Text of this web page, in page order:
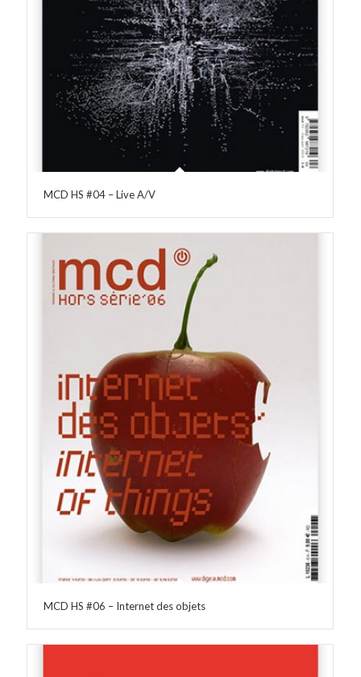
MCD HS #04 – Live A/V
MCD HS #06 – Internet des objets